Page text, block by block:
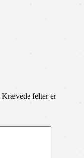
Krævede felter er